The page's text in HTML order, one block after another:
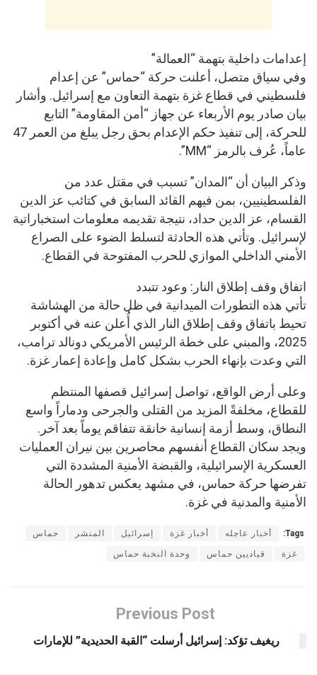
إعدامات داخلية بتهمة “العمالة”
وفي سياق متصل، أعلنت حركة “حماس” عن إعدام
فلسطيني في قطاع غزة بتهمة التعاون مع إسرائيل. وأشار
بيان صادر يوم الأربعاء عن جهاز “أمن المقاومة” التابع
للحركة، إلى تنفيذ حكم الإعدام بحق رجل يبلغ من العمر 47
عاماً، عُرف بالرمز “MM”.
وذكر البيان أن “المدان” تسبب في مقتل عدد من
الفلسطينيين، بمن فيهم القائد السابق في كتائب عز الدين
القسام، عز الدين حداد، نتيجة تقديمه معلومات استخباراتية
لإسرائيل. وتأتي هذه الحادثة لتسلط الضوء على الصراع
الأمني الداخلي الموازي للحرب المفتوحة في القطاع.
اتفاق وقف إطلاق النار: وعود تتبدد
تأتي هذه التطورات الميدانية في ظل حالة من الهشاشة
تحيط باتفاق وقف إطلاق النار الذي أُعلن عنه في أكتوبر
2025، والمبني على خطة الرئيس الأمريكي دونالد ترامب،
التي وعدت بإنهاء الحرب بشكل كامل وإعادة إعمار غزة.
وعلى أرض الواقع، تواصل إسرائيل قصفها المنتظم
للقطاع، مخلفةً المزيد من القتلى والجرحى ودماراً واسع
النطاق، وسط أزمة إنسانية خانقة تتفاقم يوماً بعد آخر.
ويجد سكان القطاع أنفسهم محاصرين بين نيران العمليات
العسكرية الإسرائيلية، والقبضة الأمنية المشددة التي
تفرضها حركة حماس، في مشهد يعكس تدهور الحالة
الأمنية والمدنية في غزة.
Tags: أخبار عاجله أخبار غزة إسرائيل المنشر حماس
غزة قياديين حماس وحدة النخبة حماس
Previous Post
ريغيف تؤكد: إسرائيل أرسلت “القبة الحديدية” للإمارات